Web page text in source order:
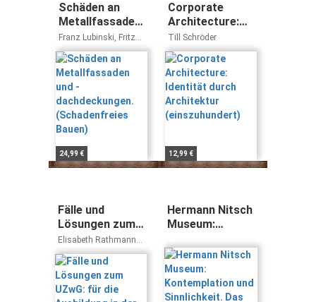
Schäden an
Metallfassaden
und -
dachdeckungen.
(Schadenfreies
Bauen)
Franz Lubinski, Fritz
Röbbert, Uwe Nagel,
Klaus Ziegenbein,
Karlfriedrich Fick, Arnd
Kniese, Hans Pfeifer
24,99 €
Corporate
Architecture:
Identität durch
Architektur
(einszuhundert)
Till Schröder
12,99 €
Fälle und
Lösungen zum
UZwG: für die
Ausbildung in
der
Bundespolizei
Elisabeth Rathmann
Nils Neuwald
Hermann Nitsch
Museum:
und Sinnlichkeit.
Das
architektonische
Konzept